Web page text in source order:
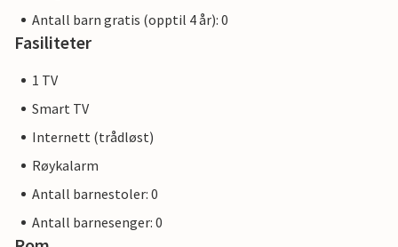
Antall barn gratis (opptil 4 år): 0
Fasiliteter
1 TV
Smart TV
Internett (trådløst)
Røykalarm
Antall barnestoler: 0
Antall barnesenger: 0